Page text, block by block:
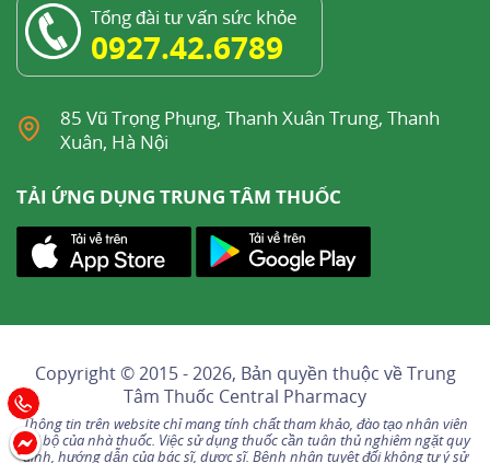
Tổng đài tư vấn sức khỏe
0927.42.6789
85 Vũ Trọng Phụng, Thanh Xuân Trung, Thanh
Xuân, Hà Nội
TẢI ỨNG DỤNG TRUNG TÂM THUỐC
Copyright © 2015 - 2026, Bản quyền thuộc vềTrung
Tâm Thuốc Central Pharmacy
Thông tin trên website chỉ mang tính chất tham khảo, đào tạo nhân viên
nội bộ của nhà thuốc. Việc sử dụng thuốc cần tuân thủ nghiêm ngặt quy
định, hướng dẫn của bác sĩ, dược sĩ. Bệnh nhân tuyệt đối không tự ý sử